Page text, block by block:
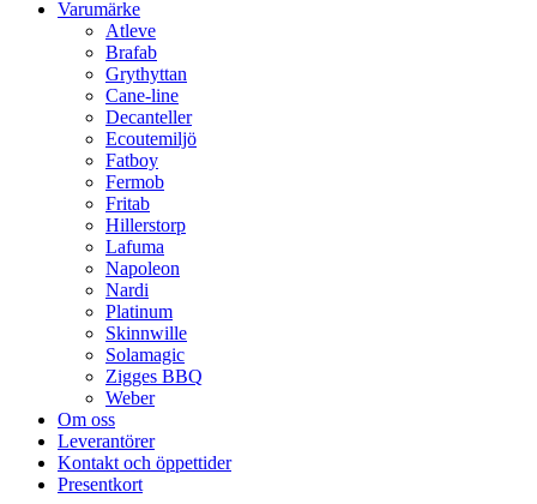
Varumärke
Atleve
Brafab
Grythyttan
Cane-line
Decanteller
Ecoutemiljö
Fatboy
Fermob
Fritab
Hillerstorp
Lafuma
Napoleon
Nardi
Platinum
Skinnwille
Solamagic
Zigges BBQ
Weber
Om oss
Leverantörer
Kontakt och öppettider
Presentkort